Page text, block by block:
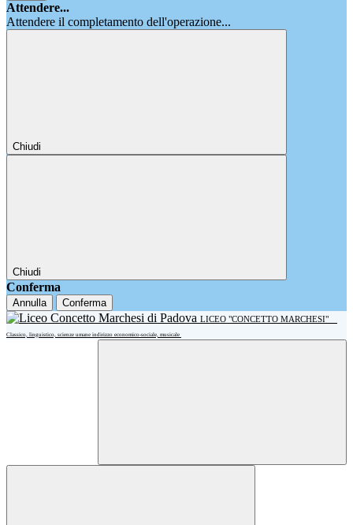
Attendere...
Attendere il completamento dell'operazione...
Chiudi
Chiudi
Conferma
Annulla Conferma
LICEO "CONCETTO MARCHESI"
Classico, linguistico, scienze umane indirizzo economico-sociale, musicale